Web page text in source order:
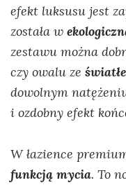
efekt luksusu jest
została w
zestawu można
czy owalu ze
dowolnym
i ozdobny efekt
W łazience
funkcją mycia. To